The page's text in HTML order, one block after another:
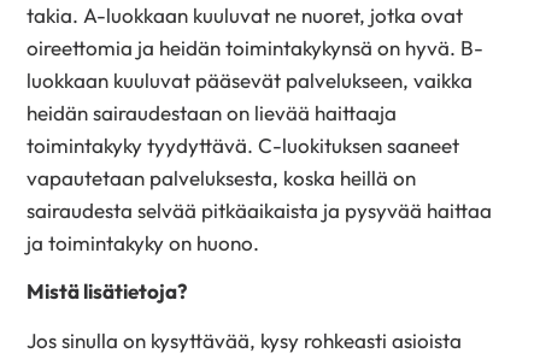
takia. A-luokkaan kuuluvat ne nuoret, jotka ovat
oireettomia ja heidän toimintakykynsä on hyvä. B-
luokkaan kuuluvat pääsevät palvelukseen, vaikka
heidän sairaudestaan on lievää haittaaja
toimintakyky tyydyttävä. C-luokituksen saaneet
vapautetaan palveluksesta, koska heillä on
sairaudesta selvää pitkäaikaista ja pysyvää haittaa
ja toimintakyky on huono.
Mistä lisätietoja?
Jos sinulla on kysyttävää, kysy rohkeasti asioista